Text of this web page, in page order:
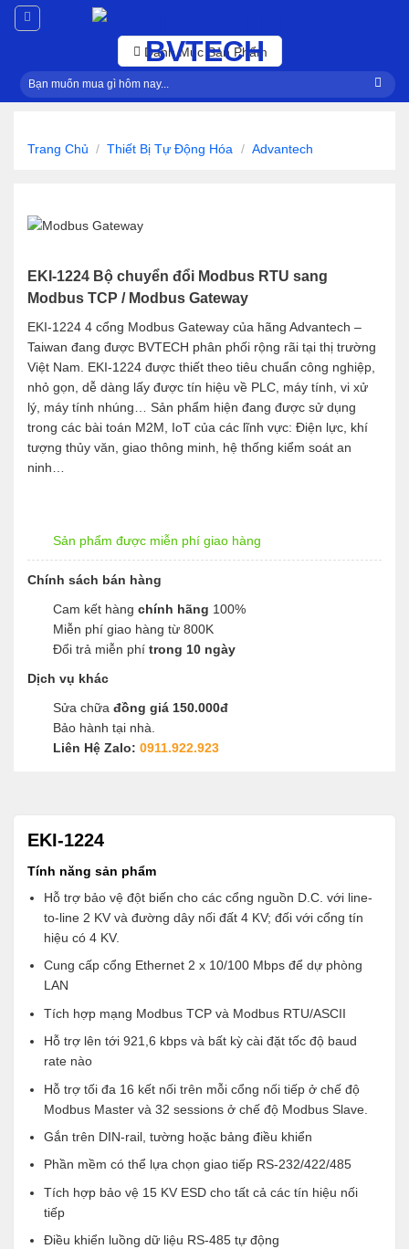
Skip
Danh Mục Sản Phẩm
Tìm
kiếm:
Trang Chủ / Thiết Bị Tự Động Hóa / Advantech
EKI-1224 Bộ chuyển đổi Modbus RTU sang
Modbus TCP / Modbus Gateway
EKI-1224 4 cổng Modbus Gateway của hãng Advantech –
Taiwan đang được BVTECH phân phối rộng rãi tại thị trường
Việt Nam. EKI-1224 được thiết theo tiêu chuẩn công nghiệp,
nhỏ gọn, dễ dàng lấy được tín hiệu về PLC, máy tính, vi xử
lý, máy tính nhúng… Sản phẩm hiện đang được sử dụng
trong các bài toán M2M, IoT của các lĩnh vực: Điện lực, khí
tượng thủy văn, giao thông minh, hệ thống kiểm soát an
ninh…
Sản phẩm được miễn phí giao hàng
Chính sách bán hàng
Cam kết hàng chính hãng 100%
Miễn phí giao hàng từ 800K
Đổi trả miễn phí trong 10 ngày
Dịch vụ khác
Sửa chữa đồng giá 150.000đ
Bảo hành tại nhà.
Liên Hệ Zalo: 0911.922.923
EKI-1224
Tính năng sản phẩm
Hỗ trợ bảo vệ đột biến cho các cổng nguồn D.C. với line-
to-line 2 KV và đường dây nối đất 4 KV; đối với cổng tín
hiệu có 4 KV.
Cung cấp cổng Ethernet 2 x 10/100 Mbps để dự phòng
LAN
Tích hợp mạng Modbus TCP và Modbus RTU/ASCII
Hỗ trợ lên tới 921,6 kbps và bất kỳ cài đặt tốc độ baud
rate nào
Hỗ trợ tối đa 16 kết nối trên mỗi cổng nối tiếp ở chế độ
Modbus Master và 32 sessions ở chế độ Modbus Slave.
Gắn trên DIN-rail, tường hoặc bảng điều khiển
Phần mềm có thể lựa chọn giao tiếp RS-232/422/485
Tích hợp bảo vệ 15 KV ESD cho tất cả các tín hiệu nối
tiếp
Điều khiển luồng dữ liệu RS-485 tự động